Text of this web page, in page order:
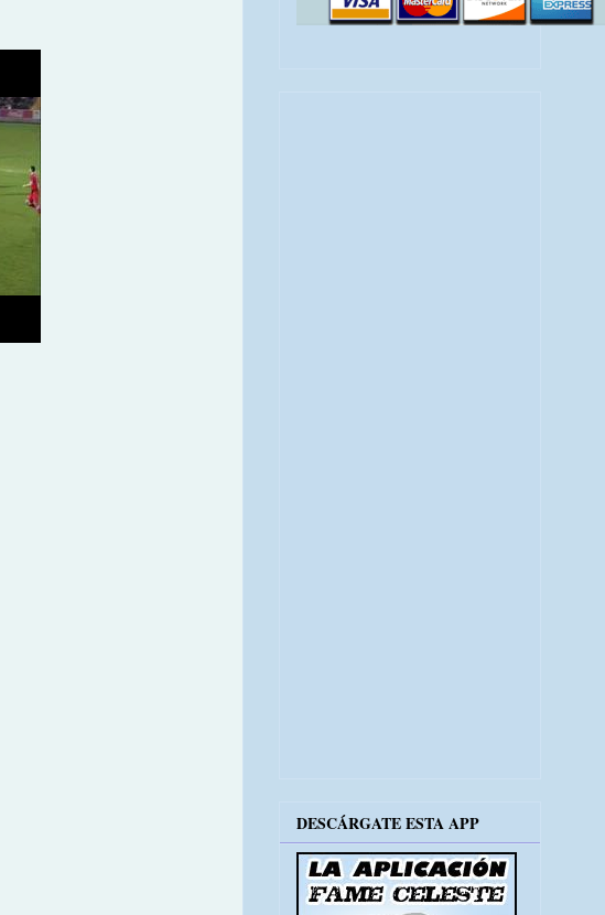
DESCÁRGATE ESTA APP